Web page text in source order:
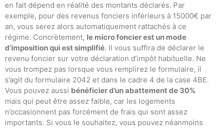
en fait dépend en réalité des montants déclarés. Par
exemple, pour des revenus fonciers inférieurs à 15000€ par
an, vous serez alors automatiquement rattachés à ce
régime. Concrètement, le micro foncier est un mode
d’imposition qui est simplifié. Il vous suffira de déclarer le
revenu foncier sur votre déclaration d’impôt habituelle. Ne
vous trompez pas lorsque vous remplirez le formulaire, il
s’agit du formulaire 2042 et dans le cadre 4 de la case 4BE.
Vous pouvez aussi bénéficier d’un abattement de 30%
mais qui peut être assez faible, car les logements
n’occasionnent pas forcément de frais qui sont assez
importants. Si vous le souhaitez, vous pouvez néanmoins